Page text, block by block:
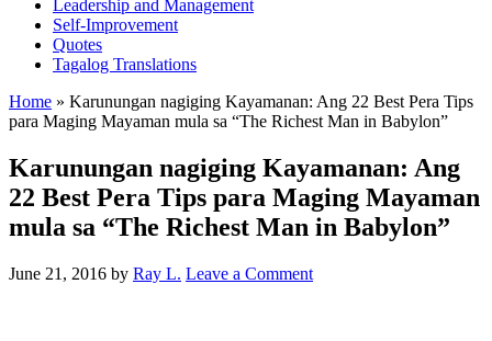
Leadership and Management
Self-Improvement
Quotes
Tagalog Translations
Home » Karunungan nagiging Kayamanan: Ang 22 Best Pera Tips
para Maging Mayaman mula sa “The Richest Man in Babylon”
Karunungan nagiging Kayamanan: Ang
22 Best Pera Tips para Maging Mayaman
mula sa “The Richest Man in Babylon”
June 21, 2016 by Ray L. Leave a Comment